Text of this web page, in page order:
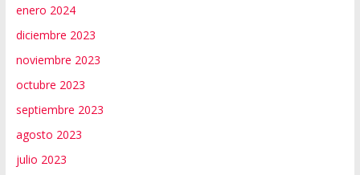
enero 2024
diciembre 2023
noviembre 2023
octubre 2023
septiembre 2023
agosto 2023
julio 2023